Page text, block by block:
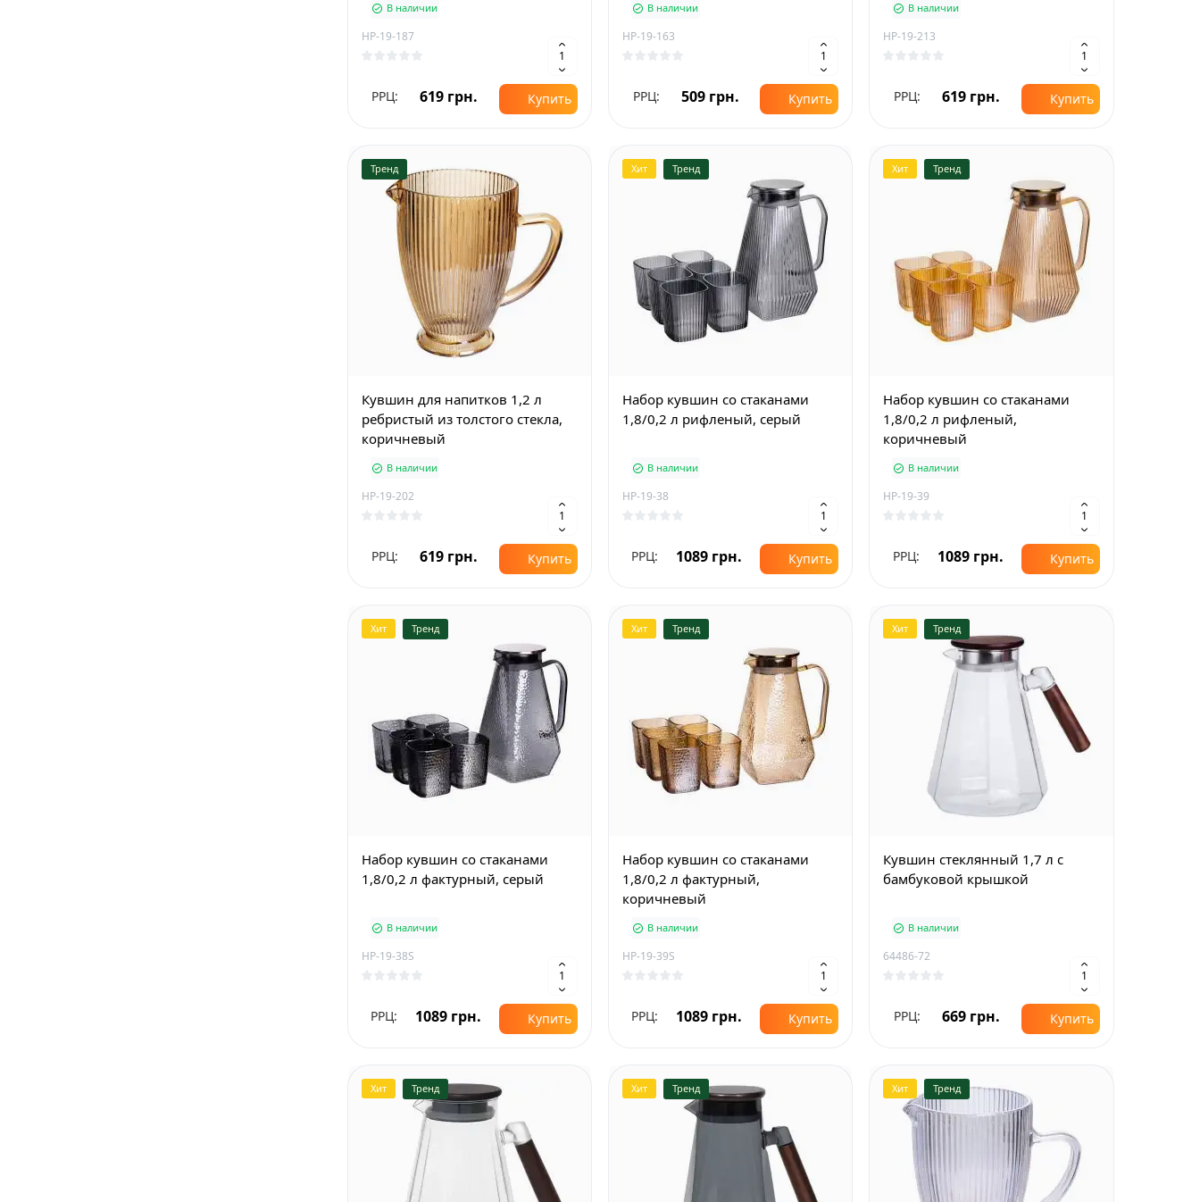
В наличии
HP-19-187
РРЦ: 619 грн. Купить
В наличии
HP-19-163
РРЦ: 509 грн. Купить
В наличии
HP-19-213
РРЦ: 619 грн. Купить
Тренд
Кувшин для напитков 1,2 л
ребристый из толстого стекла,
коричневый
В наличии
HP-19-202
РРЦ: 619 грн. Купить
Хит Тренд
Набор кувшин со стаканами
1,8/0,2 л рифленый, серый
В наличии
HP-19-38
РРЦ: 1089 грн. Купить
Хит Тренд
Набор кувшин со стаканами
1,8/0,2 л рифленый,
коричневый
В наличии
HP-19-39
РРЦ: 1089 грн. Купить
Хит Тренд
Набор кувшин со стаканами
1,8/0,2 л фактурный, серый
В наличии
HP-19-38S
РРЦ: 1089 грн. Купить
Хит Тренд
Набор кувшин со стаканами
1,8/0,2 л фактурный,
коричневый
В наличии
HP-19-39S
РРЦ: 1089 грн. Купить
Хит Тренд
Кувшин стеклянный 1,7 л с
бамбуковой крышкой
В наличии
64486-72
РРЦ: 669 грн. Купить
Хит Тренд Хит Тренд Хит Тренд